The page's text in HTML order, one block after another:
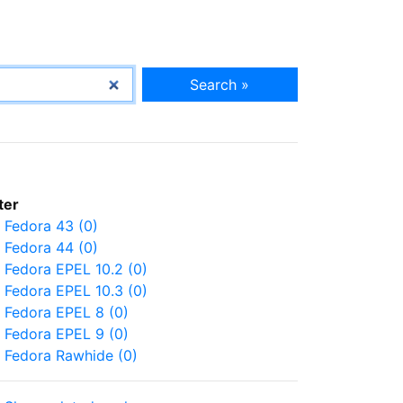
Search »
Fedora 43 (0)
Fedora 44 (0)
Fedora EPEL 10.2 (0)
Fedora EPEL 10.3 (0)
Fedora EPEL 8 (0)
Fedora EPEL 9 (0)
Fedora Rawhide (0)